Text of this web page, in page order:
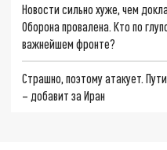
Новости сильно хуже, чем
Оборона провалена. Кто по
важнейшем фронте?
Страшно, поэтому атакует.
– добавит за Иран